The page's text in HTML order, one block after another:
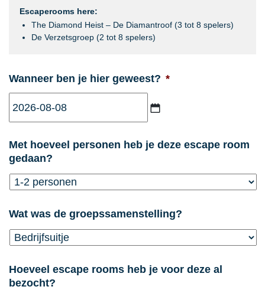
Escaperooms here:
The Diamond Heist – De Diamantroof (3 tot 8 spelers)
De Verzetsgroep (2 tot 8 spelers)
Wanneer ben je hier geweest? *
dash
dash
Met hoeveel personen heb je deze escape room
gedaan?
Wat was de groepssamenstelling?
Hoeveel escape rooms heb je voor deze al
bezocht?